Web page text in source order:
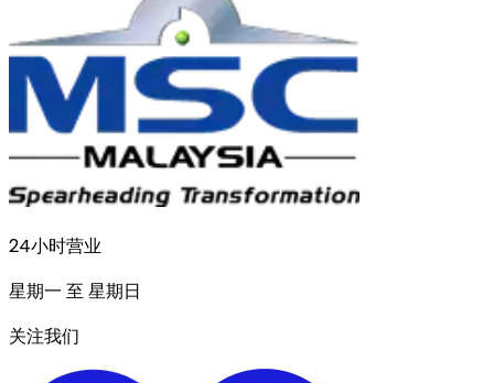
24小时营业
星期一 至 星期日
关注我们